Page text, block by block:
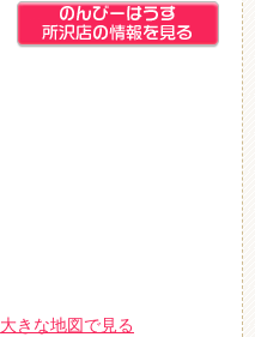
大きな地図で見る